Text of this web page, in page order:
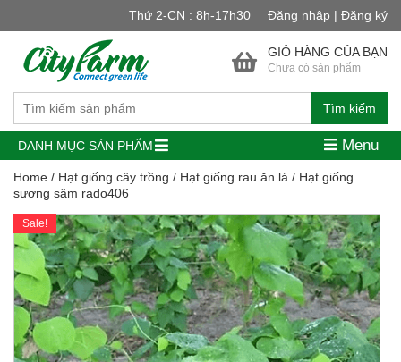
Thứ 2-CN : 8h-17h30 Đăng nhập | Đăng ký
Tìm kiếm
GIỎ HÀNG CỦA BẠN
Chưa có sản phẩm
DANH MỤC SẢN PHẨM Menu
Home / Hạt giống cây trồng / Hạt giống rau ăn lá / Hạt giống
sương sâm rado406
Sale!